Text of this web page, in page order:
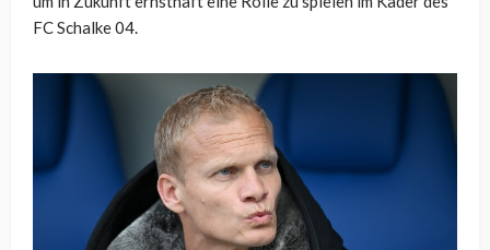
FC Schalke 04.